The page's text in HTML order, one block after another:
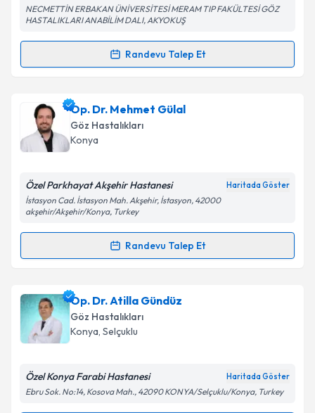
Kişisel verilerimin işlenmesine ilişkinAydınlatma
'ni okudum ve kişisel verilerimin belirtilen
kapsamda işlenmesini kabul ediyorum.
Takvim Talebini Gönder
NECMETTİN ERBAKAN ÜNİVERSİTESİ MERAM TIP FAKÜLTESİ GÖZ
HASTALIKLARI ANABİLİM DALI, AKYOKUŞ
Randevu Talep Et
Randevu Takvimi Talebi
Prof. Dr. Mehmet Okkaiçin randevu takvimi talebi
oluşturun. Size bu uzmandan randevu almanız için bir
takvim hazırlandığında e-posta ile bilgilendireceğiz.
Kişisel verilerimin işlenmesine ilişkinAydınlatma
'ni okudum ve kişisel verilerimin belirtilen
kapsamda işlenmesini kabul ediyorum.
Takvim Talebini Gönder
Op. Dr. Mehmet Gülal
Göz Hastalıkları
Konya
Özel Parkhayat Akşehir Hastanesi Haritada Göster
İstasyon Cad. İstasyon Mah. Akşehir, İstasyon, 42000
akşehir/Akşehir/Konya, Turkey
Randevu Talep Et
Randevu Takvimi Talebi
Op. Dr. Mehmet Gülaliçin randevu takvimi talebi
oluşturun. Size bu uzmandan randevu almanız için bir
takvim hazırlandığında e-posta ile bilgilendireceğiz.
Op. Dr. Atilla Gündüz
Göz Hastalıkları
Konya, Selçuklu
Özel Konya Farabi Hastanesi Haritada Göster
Ebru Sok. No:14, Kosova Mah., 42090 KONYA/Selçuklu/Konya, Turkey